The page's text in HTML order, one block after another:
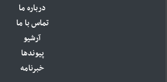
درباره ما
تماس با ما
آرشیو
پیوندها
خبرنامه